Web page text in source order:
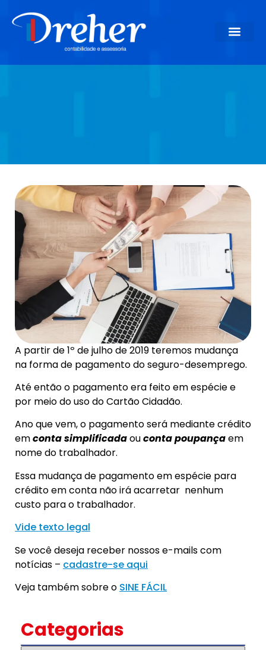
A partir de 1º de julho de 2019 teremos mudança
na forma de pagamento do seguro-desemprego.
Até então o pagamento era feito em espécie e
por meio do uso do Cartão Cidadão.
Ano que vem, o pagamento será mediante crédito
emconta simplificadaouconta poupançaem
nome do trabalhador.
Essa mudança de pagamento em espécie para
crédito em conta não irá acarretar nenhum
custo para o trabalhador.
Vide texto legal
Se você deseja receber nossos e-mails com
notícias – cadastre-se aqui
Veja também sobre o SINE FÁCIL
Categorias